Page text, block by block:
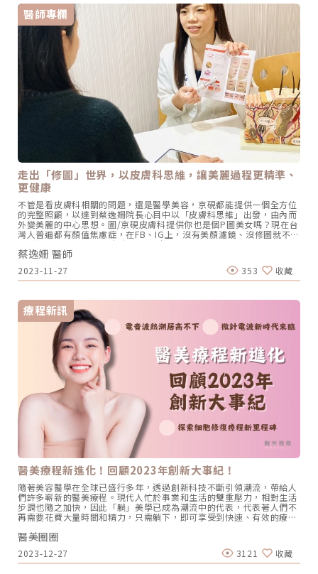
程、修復期較長、對醫師治療經驗要求高 代表性機種：翡翠電波
Matrix、無限電波 Potenza、時空Ｅ電波 EXION、矽谷電波Sylfirm電
波拉提類儀器全面比較在上文初步了解單極、雙極、多極和微針電波的
基本差異後，我們透過表格將各機種的差異詳列出來，期望每位顧客都
能找到適合自己的選擇。皮膚專科蔡逸姍醫師的選擇與建議醫學美容臨
床經驗豐富，且擔任眾多品牌原廠講師的蔡逸姍醫師表示「目前台灣的
醫學美容市場，電波拉皮類的療程已經相當完整，京硯皮膚科診所也因
應不同客戶的需求購置了單極電波、多極電波及微針電波機種，針對有
痘痘、痘疤問題的族群會推薦使用微針電波，針對以保養為主要訴求的
民眾他則建議使用多極電波，而多數的醫美消費者更傾向於單次治療、
維持時間長且在意療程舒適度，這一個群體我會以單極電波為首選。」
Oligio玩美電波在台灣上市發表會蔡逸姍醫師擔任講師照片 / 圖片提供
京硯皮膚科診所站在皮膚專科醫師的角度，「Oligio玩美電波」是相當
符合皮膚專科醫師思維的一項創新技術。因為他專為亞洲膚質設計，特
別適合敏感肌和酒糟肌等需要額外皮膚保護的膚質。「Oligio玩美電
波」的表皮冷卻系統非常完善，當偵測到皮膚溫度過高時，系統會自動
停止運作，並配備可調式冷卻系統，有效避免燙傷。除此之外，
「Oligio玩美電波」還提供客制化發數選擇，從300發到900發不等，
可根據不同部位的改善需求進行分段施打。不需要一次完成所有發數，
對於追求高性價比的小資族來說，這是一個很大的優勢，避免了因療程
超出發數而增加的額外支出。更值得一提的是，「Oligio玩美電波」治
療後不會引起瘀青腫痛，過程中無需使用麻醉，患者可以與醫師互動，
根據即時反饋調整到最適合的能量，不僅沒有心理負擔，治療結束後還
能直接上妝。這使得許多四平陽光商圈的上班族選擇在午休時間前來享
受這項療程，輕鬆變美。蔡醫師還發現有許多患者在療程後會立即在診
所門口自拍，紀錄臉部變緊緻的瞬間。醫師也提醒，對於佩戴金屬牙
套、臉部有金屬板、裝有心臟節律器、服用抗凝血藥物或有蟹足腫的患
者，需特別謹慎，建議先諮詢醫師評估適合性。無需動刀，恢復期短，
態，電波拉皮就是你的救星。不僅如此，能持續刺激膠原蛋白再生，讓
肌膚在療程後也能持續變好，效果更持久。不論是為了重要的場合做準
備，還是想要日常保養提升氣色，電波拉皮都能滿足你的需求。京硯皮
膚科秉持著以專業醫療團隊、現代化設施和舒適環境，致力於提供專業
及完善的皮膚健康與醫學美容解決方案。並且為每位顧客量身打造治療
計劃，無論面臨任何皮膚問題或美容需求，京硯皮膚科都能成為您追求
健康與美麗的最佳夥伴！❤️ 想了解更多關於京硯皮膚科❤️☎️02-
25031076⭕️台北市中山區長春路210號⭕️ 京硯皮膚科官方網站
⭕️Instagram⭕️ Facebook⭕️ Line@官方帳號
信」的朋友們相遇的地方。「藉名匠工藝，與美相遇」的修復美學美渥
館診所的院長呂佾欣醫師，擁有一雙許多病人口中的「溫暖神之手」！
就像診所裡充滿美感的設計與工藝美學，以及Slogan「藉名匠工藝，
與美相遇」一樣，因為所有整型外科醫師「上可以接斷指、縫血管、接
神經、傷口重建；下可以做整型醫美」的專業背景，小呂院長幫無數產
後媽媽們解決身材走樣、變形的困擾，幫職場上的女性主管雕塑自信的
外表，更收穫了無數病人衷心的感謝；有最親民隆乳女醫師之稱。「全
台每年只培育25位左右的整形外科專科醫師，在醫界，整外醫師幾乎可
以算是稀有動物了」院長笑著說。我們在促進台灣醫療的過程中，其實
接觸了很多醫師，整外醫師的養成教育十分嚴苛，畢業後還得在醫院各
科室接受多年訓練，全台的整外醫師掌中的手術刀，絕對也是「名匠工
藝」等級了。*依照政府規定，取得整形外科專科醫師證書的基本條件
是在7年的醫學院學習後，通過國家考試獲得醫師證書，另外要再加上
多年的PGY醫師訓練及外科醫師訓練，通過外科專科醫師認證考試，再
經歷多年的整形外科醫師訓練並通過考試後，才能正式取得整形外科專
科醫師證書，前後加起來需要經過最少10多年的磨練。呂院長建議民眾
可以針對自己的需求，瞭解執刀醫師是否受過專業訓練；也可以透過諮
詢，找到值得信賴的醫師/診所。圖/美渥館診所提供。修復身心的「溫
暖神之手」！幫媽媽、姊姊們找回美麗、自信的少女感和她低調、親切
作風不同的是對美的主張：「女生就是要對自己有自信，要讓自己感覺
『自己就是很美』的樣子！」她強調，擁有自我意識與自信態度，還有
自我理想的完成，是她對美的定義。這種來自專業產生的自信氣場，也
吸引了無數在職場上表現亮眼的輕熟女上門，希望自己的外表也和專業
能力一樣亮眼！「這也是美渥館很不一樣的地方，我們幾乎沒有衝動型
功課後，自己跑來找呂醫師人美心也美的客人，其中一大部分更是想要
找回美麗曲線的年輕媽媽們。「生完孩子的媽媽往往因為各種問題，對
自我失去信心，」她也不遺餘力透過各項專業的整形醫美技術，依照個
定位成一個「工匠藝術家」，幫每個客人從內在的心靈到外在的自我，
打造一個最完美的自己，用自信擁抱自己，也擁抱彼此。洞察顧客的需
求，找出最好的解決方案呂佾欣院長也非常重視諮詢的過程。「很多問
題是綜合的，有可能同時在同一個人身上發生，也有可能這個人身上只
發生一種，所以要看顧客最在意哪一種問題」，很多客人在諮詢前，可
能只想針對她最在意的單一問題做解決，例如胸部下垂或腹直肌分離…
等，但等諮詢後，覺得醫師可以解決她的問題後，她就會告訴你自己的
第二、第三個問題，透過縝密的諮詢才能提供一個完整的解決方案給顧
客。她也是透過這樣的方式一個一個和顧客建立信任感，所以來診所求
診的顧客，從台北、桃園、新竹到香港都有，也實現了她成立診所的期
待：客製專屬療程打造只屬於您的藝術，給您寵「渥」的服務，讓顧客
展現最自信的姿態。她指出，在美渥館顧客諮詢度最高的熱門療程，包
括隆乳手術、眼袋手術合併全臉MAFT-Gun脂肪槍精微脂肪移植、抽脂
體雕。但畢竟是手術，還是會有傷口，就算是電波、音波療程，也會有
紅腫疼痛的問題。怎樣讓顧客的疼痛感與創傷程度降低，解決顧客怕
痛、擔心術後修復期很長的預期心理，呂佾欣院長的解決之道，除了在
空間規劃上，盡量以舒緩、寧靜的色系，再加上動線以醫療本位規劃，
減少感染可能，增加顧客的安全感之外，這兩年在台灣整形醫美領域受
到大量關注的非侵入式修復利器「INDIBA英特波」，也成為美渥館的另
一個重點口碑項目。在西班牙擁有40年歷史的「INDIBA英特波」，功
能非常多元，更發表過無數論文佐證，呂院長幽默地說，「INDIBA跟整
形外科醫師很像，幾乎甚麼都要會」，尤其現在的療程都是複合式治
療，INDIBA可以在其中扮演關鍵角色，發揮1+1>2的加乘效果。圖/美
渥館診所提供。非侵入的創新修復術！INDIBA英特波啟動完美療程手術
結束，並不代表治療結束！「現代手術即便再細緻、傷口再小，大多屬
於侵入式療程，還是希望術後需要修復的時間能短就短」呂佾欣院長坦
言。也因此，在歐美國家備受歡迎並被西班牙視為國寶且皇室御用的
醫師專欄
走出「修圖」世界，以皮膚科思維，讓美麗過程更精準、
更健康
不管是看皮膚科相關的問題，還是醫學美容，京硯都能提供一個全方位
的完整照顧，以達到蔡逸姍院長心目中以「皮膚科思維」出發，由內而
外變美麗的中心思想。圖/京硯皮膚科提供你也是個P圖美女嗎？現在台
灣人普遍都有顏值焦慮症，在FB、IG上，沒有美顏濾鏡、沒修圖就不敢
PO照片；而今年口罩一解封，湧向皮膚科、醫美診所的病人，數量暴
增5倍！京硯皮膚科院長蔡逸姍表示直到現在，還有不少人因為口罩後
遺症，如皮膚發炎狂冒痘、臉部鬆垮等問題來找她…從專科醫師跨域醫
美，提供全方位照顧說起京硯皮膚科的院長蔡逸姍醫師，很多人就會聯
想起「醫師好辣」節目中那個娃娃臉的蔡醫師。每次有人好奇她開業多
剛開業時，她正懷著雙胞胎，每天挺著大肚子看診，現在孩子都十一、
二歲了，診所也成為南京松江商圈許多上班族、小資女，附近豪宅的中
青世代、熟齡族群和不少藝人解決皮膚問題和醫美保養的首選。她分析
自己的優勢，不管是看皮膚科相關的問題，還是醫學美容，京硯都能提
供一個全方位的完整照顧，以達到她心目中「由內而外美麗」的目標。
這也是她能贏得病人和客戶信賴的關鍵之一。蔡醫師分享到之前有位媽
媽帶著滿臉「痘」花的女兒來問診，因為擔心吃藥、擦藥傷身，只想透
過醫美儀器的方式來解決問題，她費了九牛二虎之力才扭轉媽媽的錯誤
觀念。以皮膚科思維出發，打造從內而外的健康美「因為我們是皮膚
科，在做治療或規劃時，一定是以讓皮膚在最健康的狀態下、呈現出最
棒、最美的狀態為優先」，所以京硯在為病人做治療或規劃時，很注重
皮膚生理學，守護皮膚的健康，而非過度治療造成對皮膚的破壞，「我
寧可一步一步來慢慢的進步，也不要做過頭了，導致皮膚受傷受損，再
來修復。」她強調穩紮穩打很重要。在名人的加持和消費者的口碑下，
各種標榜安全、非侵入式的電波拉皮療程非常受歡迎。「很多民眾都會
誤解說，機器一樣，施打出來效果都一樣，錯！」十個醫生打電波，從
病患評估、規劃打法、技巧一直到儀器參數調整…等不同，施打出來的
效果完全不一樣。包括臉部的線條怎麼拉，哪個地方要加強，能量怎麼
去累積；既不能打到皮膚燙傷，但又要打到效果出來，「這就是皮膚科
思維，它一定有一個最佳的點」，醫師絕對不能用「菜單式」的打法，
而要根據自己的臨床經驗去設定每一個病人的使用參數跟能量，「不然
乾脆叫AI機器人來打就好了！」她開玩笑說。很多民眾誤以為機器相
同，施打出來效果都一樣，蔡逸姍院長提醒醫療設備再好，但醫師的專
業、經驗和技術很重要，絕不能「菜單式」的施打。圖/京硯皮膚科提
供上班族新寵！從韓國火紅到台灣的Oligio俗稱「玩美電波」她以來自
韓國的「玩美電波」為例，它是透過單極電波的科技，以立體加熱原
理，達到真皮層進行熱能累積，讓皮膚回復彈性，減少皺紋更緊緻。站
蔡逸姍 醫師
2023-11-27 353 收藏
療程新訊
醫美療程新進化！回顧2023年創新大事紀！
隨著美容醫學在全球已盛行多年，透過創新科技不斷引領潮流，帶給人
們許多嶄新的醫美療程。現代人忙於事業和生活的雙重壓力，相對生活
步調也隨之加快，因此「躺」美學已成為潮流中的代表，代表著人們不
再需要花費大量時間和精力，只需躺下，即可享受到快速、有效的療程
成果，更貼近現代人的需求和生活節奏。不過，在尋求醫美療程時需謹
慎選擇，絕不能盲目追求潮流，務必遵照專業醫師建議，以確保在過程
中能夠兼顧安全和效果。現在，就讓我們一起來回顧2023年醫美領域
有哪些重要的大事紀吧！ （圖／網路）大事記1：電音波熱潮居高不
下，名人加持不退潮！由知名女演員陳美鳳與林心如代言的鳳凰電波，
醫美圈圈
2023-12-27 3121 收藏